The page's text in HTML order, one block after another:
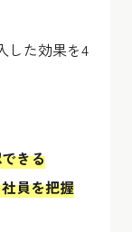
した効果を4
きる
員を把握